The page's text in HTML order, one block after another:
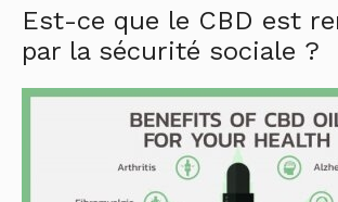
Est-ce que le CBD est
par la sécurité sociale ?